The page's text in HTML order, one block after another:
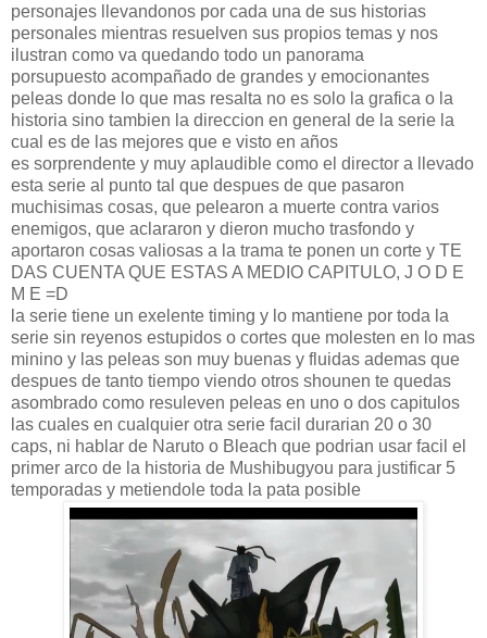
personajes llevandonos por cada una de sus historias
personales mientras resuelven sus propios temas y nos
ilustran como va quedando todo un panorama
porsupuesto acompañado de grandes y emocionantes
peleas donde lo que mas resalta no es solo la grafica o la
historia sino tambien la direccion en general de la serie la
cual es de las mejores que e visto en años
es sorprendente y muy aplaudible como el director a llevado
esta serie al punto tal que despues de que pasaron
muchisimas cosas, que pelearon a muerte contra varios
enemigos, que aclararon y dieron mucho trasfondo y
aportaron cosas valiosas a la trama te ponen un corte y TE
DAS CUENTA QUE ESTAS A MEDIO CAPITULO, J O D E
M E =D
la serie tiene un exelente timing y lo mantiene por toda la
serie sin reyenos estupidos o cortes que molesten en lo mas
minino y las peleas son muy buenas y fluidas ademas que
despues de tanto tiempo viendo otros shounen te quedas
asombrado como resuleven peleas en uno o dos capitulos
las cuales en cualquier otra serie facil durarian 20 o 30
caps, ni hablar de Naruto o Bleach que podrian usar facil el
primer arco de la historia de Mushibugyou para justificar 5
temporadas y metiendole toda la pata posible